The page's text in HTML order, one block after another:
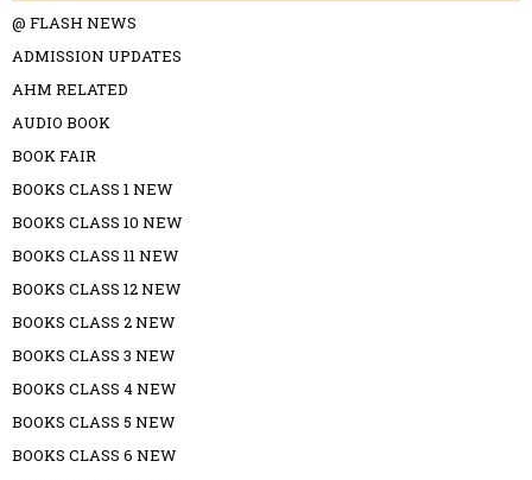
@ FLASH NEWS
ADMISSION UPDATES
AHM RELATED
AUDIO BOOK
BOOK FAIR
BOOKS CLASS 1 NEW
BOOKS CLASS 10 NEW
BOOKS CLASS 11 NEW
BOOKS CLASS 12 NEW
BOOKS CLASS 2 NEW
BOOKS CLASS 3 NEW
BOOKS CLASS 4 NEW
BOOKS CLASS 5 NEW
BOOKS CLASS 6 NEW